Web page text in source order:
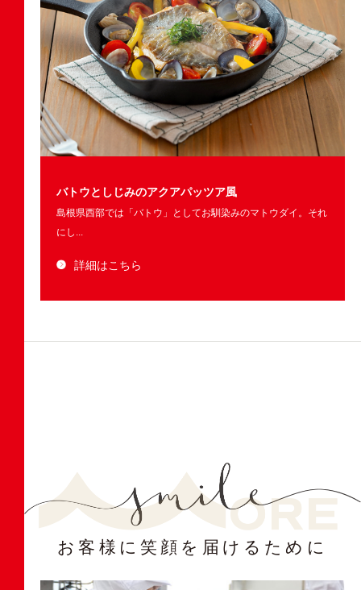
バトウとしじみのアクアパッツア風
島根県西部では「バトウ」としてお馴染みのマトウダイ。それ
にし...
詳細はこちら
お客様に笑顔を届けるために